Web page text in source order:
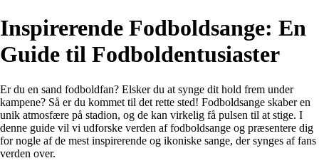
Inspirerende Fodboldsange: En
Guide til Fodboldentusiaster
Er du en sand fodboldfan? Elsker du at synge dit hold frem under
kampene? Så er du kommet til det rette sted! Fodboldsange skaber en
unik atmosfære på stadion, og de kan virkelig få pulsen til at stige. I
denne guide vil vi udforske verden af fodboldsange og præsentere dig
for nogle af de mest inspirerende og ikoniske sange, der synges af fans
verden over.